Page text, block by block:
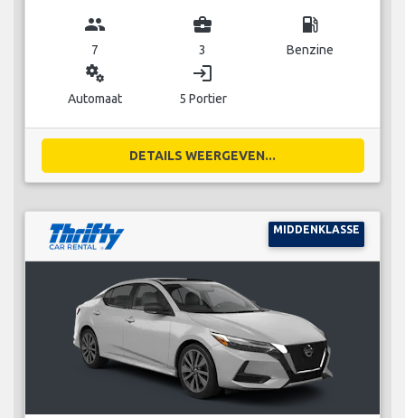
group
7
business_center
3
local_gas_station
Benzine
miscellaneous_services
Automaat
login
5 Portier
DETAILS WEERGEVEN...
MIDDENKLASSE